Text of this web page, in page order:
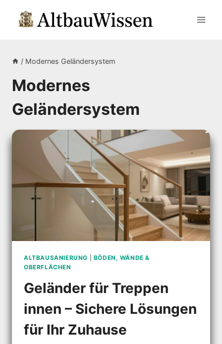
Inhalt
/ Modernes Geländersystem
Modernes
Geländersystem
ALTBAUSANIERUNG
BÖDEN, WÄNDE &
OBERFLÄCHEN
Geländer für Treppen
innen – Sichere Lösungen
für Ihr Zuhause